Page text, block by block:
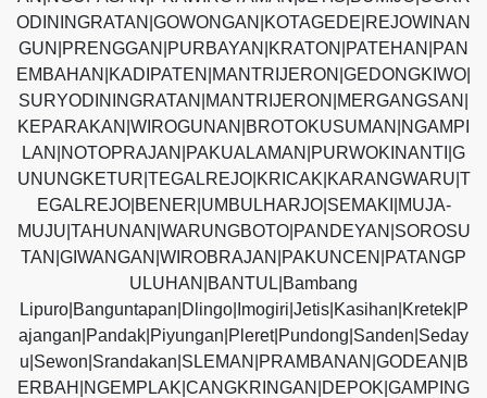
ODININGRATAN|GOWONGAN|KOTAGEDE|REJOWINAN
GUN|PRENGGAN|PURBAYAN|KRATON|PATEHAN|PAN
EMBAHAN|KADIPATEN|MANTRIJERON|GEDONGKIWO|
SURYODININGRATAN|MANTRIJERON|MERGANGSAN|
KEPARAKAN|WIROGUNAN|BROTOKUSUMAN|NGAMPI
LAN|NOTOPRAJAN|PAKUALAMAN|PURWOKINANTI|G
UNUNGKETUR|TEGALREJO|KRICAK|KARANGWARU|T
EGALREJO|BENER|UMBULHARJO|SEMAKI|MUJA-
MUJU|TAHUNAN|WARUNGBOTO|PANDEYAN|SOROSU
TAN|GIWANGAN|WIROBRAJAN|PAKUNCEN|PATANGP
ULUHAN|BANTUL|Bambang
Lipuro|Banguntapan|Dlingo|Imogiri|Jetis|Kasihan|Kretek|P
ajangan|Pandak|Piyungan|Pleret|Pundong|Sanden|Seday
u|Sewon|Srandakan|SLEMAN|PRAMBANAN|GODEAN|B
ERBAH|NGEMPLAK|CANGKRINGAN|DEPOK|GAMPING